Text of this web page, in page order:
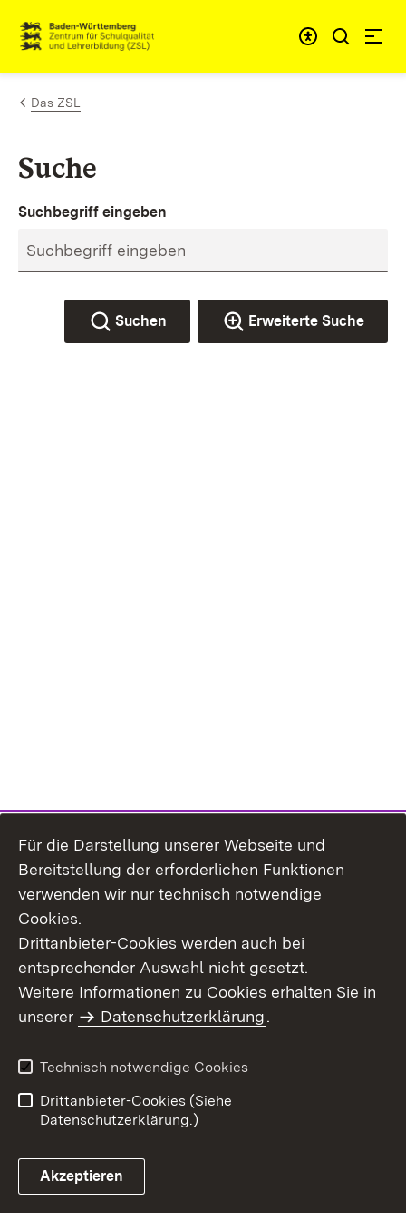
Zum Inhalt springen
Link zur Startseite
Das ZSL
Suche
Suchbegriff eingeben
Suchen Erweiterte Suche
Benutzungshinweise
Erklärung zur
Für die Darstellung unserer Webseite und
Bereitstellung der erforderlichen Funktionen
verwenden wir nur technisch notwendige
Cookies.
Drittanbieter-Cookies werden auch bei
entsprechender Auswahl nicht gesetzt.
Weitere Informationen zu Cookies erhalten Sie in
unserer
Datenschutzerklärung.
Technisch notwendige Cookies
Drittanbieter-Cookies (Siehe
Datenschutzerklärung.)
Akzeptieren